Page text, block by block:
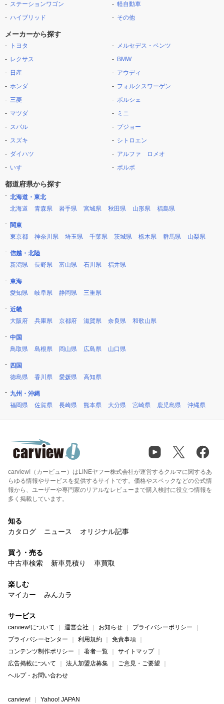
ステーションワゴン
ハイブリッド
軽自動車
その他
メーカーから探す
トヨタ
レクサス
日産
ホンダ
三菱
マツダ
スバル
スズキ
ダイハツ
いすゞ
メルセデス・ベンツ
BMW
アウディ
フォルクスワーゲン
ポルシェ
ミニ
プジョー
シトロエン
アルファ ロメオ
ボルボ
都道府県から探す
北海道・東北
北海道
青森県 岩手県 宮城県 秋田県 山形県 福島県
関東
東京都
神奈川県 埼玉県 千葉県 茨城県 栃木県 群馬県 山梨県
信越・北陸
新潟県
長野県 富山県 石川県 福井県
東海
愛知県
岐阜県 静岡県 三重県
近畿
大阪府
兵庫県 京都府 滋賀県 奈良県 和歌山県
中国
鳥取県
島根県 岡山県 広島県 山口県
四国
徳島県
香川県 愛媛県 高知県
九州・沖縄
福岡県
佐賀県 長崎県 熊本県 大分県 宮崎県 鹿児島県 沖縄県
carview!（カービュー）はLINEヤフー株式会社が運営するクルマに関するあ
らゆる情報やサービスを提供するサイトです。価格やスペックなどの公式情
報から、ユーザーや専門家のリアルなレビューまで購入検討に役立つ情報を
多く掲載しています。
知る
カタログ
ニュース オリジナル記事
買う・売る
中古車検索
新車見積り 車買取
楽しむ
マイカー
みんカラ
サービス
carview!について 運営会社 お知らせ
プライバシーポリシー
プライバシーセンター
利用規約
免責事項
コンテンツ制作ポリシー
著者一覧
サイトマップ
広告掲載について
法人加盟店募集
ご意見・ご要望
ヘルプ・お問い合わせ
carview! Yahoo! JAPAN